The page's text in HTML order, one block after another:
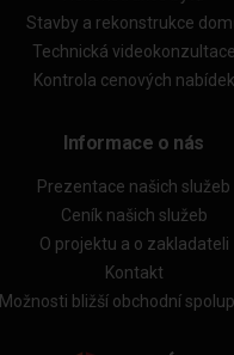
Stavby a rekonstrukce
Technická videokonzultace
Kontrola cenových nabídek
Informace o nás
Prezentace našich služeb
Ceník našich služeb
O projektu a o zakladateli
Kontakt
Možnosti bližší obchodní